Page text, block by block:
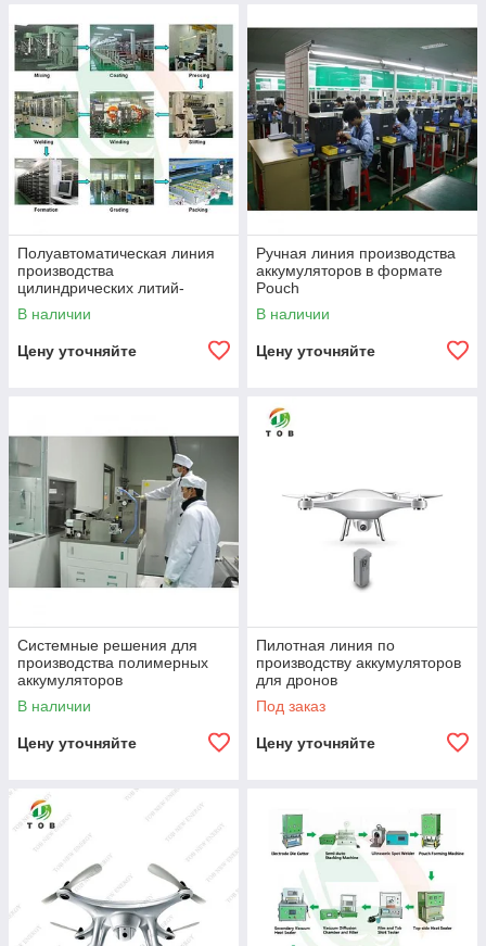
Полуавтоматическая линия
производства
цилиндрических литий-
ионных аккумуляторов
В наличии
Цену уточняйте
Ручная линия производства
аккумуляторов в формате
Pouch
В наличии
Цену уточняйте
Системные решения для
производства полимерных
аккумуляторов
В наличии
Цену уточняйте
Пилотная линия по
производству аккумуляторов
для дронов
Под заказ
Цену уточняйте